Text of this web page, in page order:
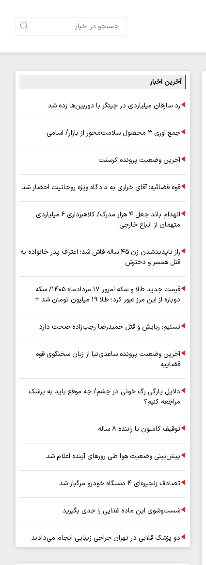
آخرین اخبار
رد سارقان میلیاردی در چیتگر با دوربین‌ها زده شد
جمع آوری ۳ محصول سلامت‌محور از بازار/ اسامی
آخرین وضعیت پرونده کرسنت
قوه قضائیه: آقای خرازی به دادگاه ویژه روحانیت احضار شد
انهدام باند جعل ۴ هزار مدرک/ کلاهبرداری ۶ میلیاردی
متهمان از اتباع خارجی
راز ناپدیدشدن زن ۴۵ ساله فاش شد؛ اعتراف پدر خانواده به
قتل همسر و دخترش
قیمت جدید طلا و سکه امروز ۱۷ مردادماه ۱۴۰۵/ سکه
دوباره از این مرز عبور کرد؛ طلا ۱۹ میلیون تومان شد +
تسنیم: ربایش و قتل حمیدرضا رجب‌زاده صحت دارد
آخرین وضعیت پرونده ساعدی‌نیا از زبان سخنگوی قوه
قضاییه
دلایل پارگی رگ خونی در چشم/ چه موقع باید به پزشک
مراجعه کنیم؟
توقیف کامیون با راننده ۸ ساله
پیش‌بینی وضعیت هوا طی روزهای آینده اعلام شد
تصادف زنجیره‌ای ۴ دستگاه خودرو مرگبار شد
شست‌وشوی این ماده غذایی را جدی بگیرید
دو پزشک قلابی در تهران جراحی زیبایی انجام می‌دادند